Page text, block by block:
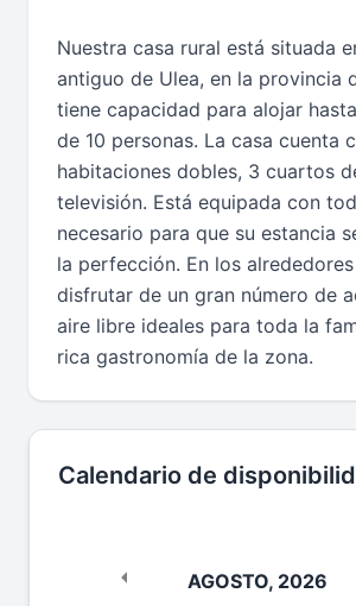
Nuestra casa rural está situada
antiguo de Ulea, en la provincia
tiene capacidad para alojar
de 10 personas. La casa cuenta
habitaciones dobles, 3 cuartos
televisión. Está equipada con
necesario para que su estancia
la perfección. En los
disfrutar de un gran número de
aire libre ideales para toda la
rica gastronomía de la zona.
Calendario de
AGOSTO, 2026